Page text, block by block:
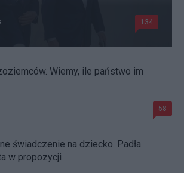
134
Wiemy, ile państwo im
58
świadczenie na dziecko. Padła
w propozycji